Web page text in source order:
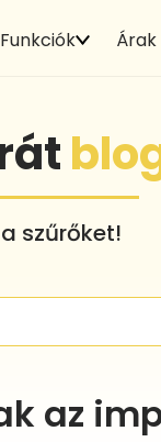
Funkciók Árak
szűrőket!
az